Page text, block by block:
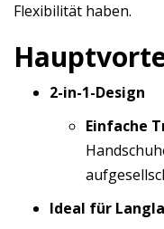
Flexibilität haben.
2-in-1-Design
Einfache
Ideal für